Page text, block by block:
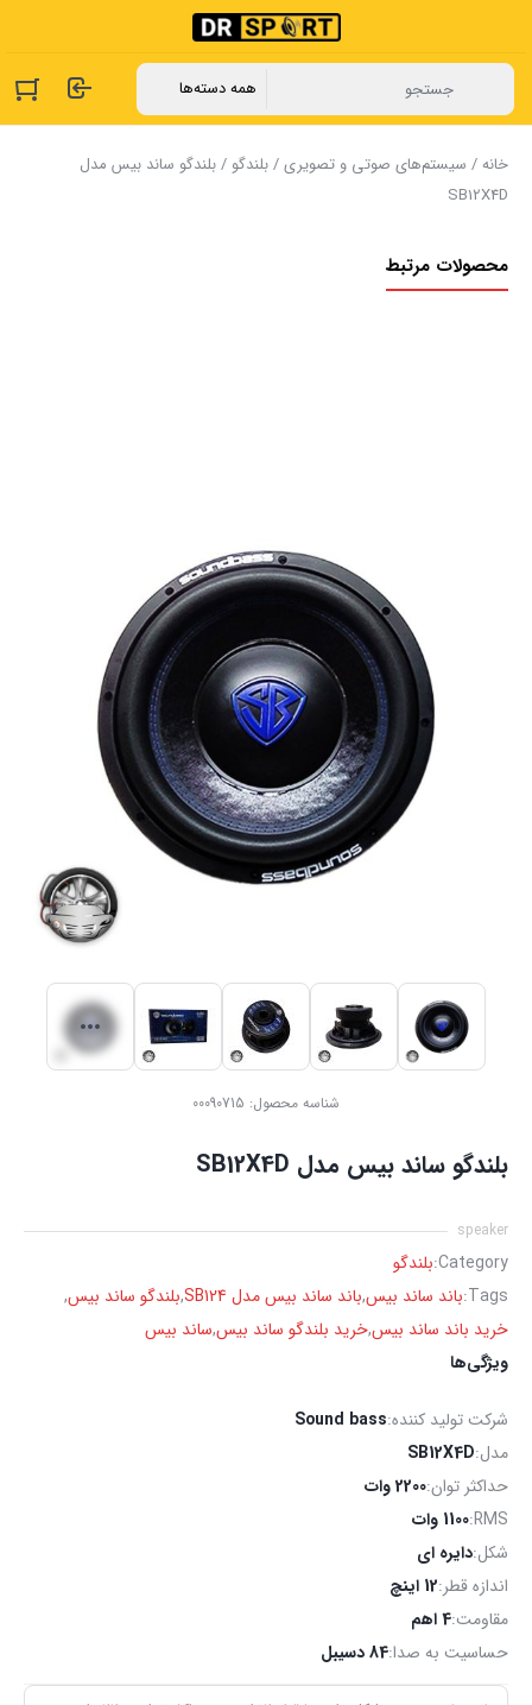
خانه/ سیستم‌های صوتی و تصویری/بلندگو / بلندگو ساند بیس مدل
SB12X4D
محصولات مرتبط
شناسه محصول: 00090715
بلندگو ساند بیس مدل SB12X4D
speaker
Category: بلندگو
Tags: باند ساند بیس,باند ساند بیس مدل SB124 ,بلندگو ساند بیس,
خرید باند ساند بیس,خرید بلندگو ساند بیس,ساند بیس
ویژگی‌ها
شرکت تولید کننده:Sound bass
مدل:SB12X4D
حداکثر توان:2200 وات
RMS:1100 وات
شکل:دایره ای
اندازه قطر:12 اینچ
مقاومت:4 اهم
حساسیت به صدا:84 دسیبل